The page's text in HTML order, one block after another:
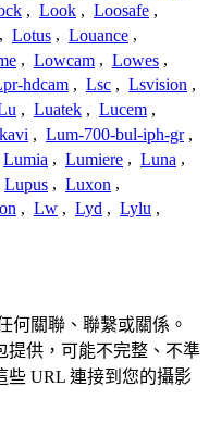
, Look , Loosafe ,
, Lotus , Louance ,
, Lowcam , Lowes ,
hdcam , Lsc , Lsvision ,
, Luatek , Lucem ,
, Lum-700-bul-iph-gr ,
Lumia , Lumiere , Luna ,
Lupus , Luxon ,
, Lw , Lyd , Lylu ,
何關聯、聯繫或關係。
提供，可能不完整、不準
些 URL 連接到您的攝影